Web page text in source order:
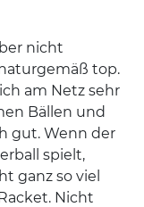
nicht
top.
am Netz sehr
Bällen und
gut. Wenn der
spielt,
ganz so viel
Nicht